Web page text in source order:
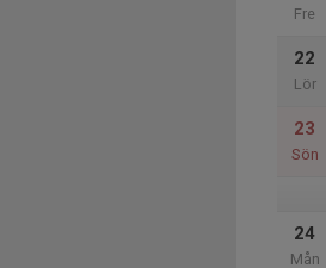
Fre
22
Lör
23
Sön
24
Mån